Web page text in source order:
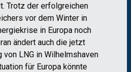
Trotz der erfolgreichen
vor dem Winter in
in Europa noch
ändert auch die jetzt
LNG in Wilhelmshaven
für Europa könnte